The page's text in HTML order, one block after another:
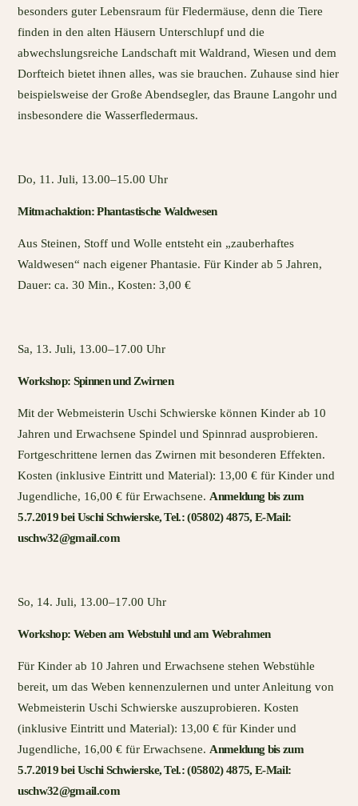
besonders guter Lebensraum für Fledermäuse, denn die Tiere
finden in den alten Häusern Unterschlupf und die
abwechslungsreiche Landschaft mit Waldrand, Wiesen und dem
Dorfteich bietet ihnen alles, was sie brauchen. Zuhause sind hier
beispielsweise der Große Abendsegler, das Braune Langohr und
insbesondere die Wasserfledermaus.
Do, 11. Juli, 13.00–15.00 Uhr
Mitmachaktion: Phantastische Waldwesen
Aus Steinen, Stoff und Wolle entsteht ein „zauberhaftes
Waldwesen“ nach eigener Phantasie. Für Kinder ab 5 Jahren,
Dauer: ca. 30 Min., Kosten: 3,00 €
Sa, 13. Juli, 13.00–17.00 Uhr
Workshop: Spinnen und Zwirnen
Mit der Webmeisterin Uschi Schwierske können Kinder ab 10
Jahren und Erwachsene Spindel und Spinnrad ausprobieren.
Fortgeschrittene lernen das Zwirnen mit besonderen Effekten.
Kosten (inklusive Eintritt und Material): 13,00 € für Kinder und
Jugendliche, 16,00 € für Erwachsene. Anmeldung bis zum
5.7.2019 bei Uschi Schwierske, Tel.: (05802) 4875, E-Mail:
uschw32@gmail.com
So, 14. Juli, 13.00–17.00 Uhr
Workshop: Weben am Webstuhl und am Webrahmen
Für Kinder ab 10 Jahren und Erwachsene stehen Webstühle
bereit, um das Weben kennenzulernen und unter Anleitung von
Webmeisterin Uschi Schwierske auszuprobieren. Kosten
(inklusive Eintritt und Material): 13,00 € für Kinder und
Jugendliche, 16,00 € für Erwachsene. Anmeldung bis zum
5.7.2019 bei Uschi Schwierske, Tel.: (05802) 4875, E-Mail:
uschw32@gmail.com